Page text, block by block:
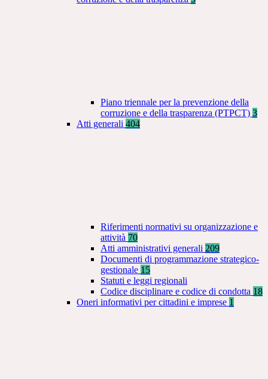
Piano triennale per la prevenzione della
corruzione e della trasparenza (PTPCT) 3
Atti generali 404
Riferimenti normativi su organizzazione e
attività 70
Atti amministrativi generali 209
Documenti di programmazione strategico-
gestionale 15
Statuti e leggi regionali
Codice disciplinare e codice di condotta 18
Oneri informativi per cittadini e imprese 1